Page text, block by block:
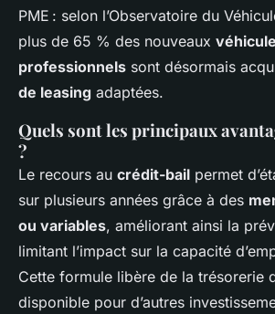
PME : selon l’Observatoire du
plus de 65 % des nouveaux
professionnels sont désormais
de leasing adaptées.
Quels sont les principaux
?
Le recours au crédit-bail permet
sur plusieurs années grâce à des
ou variables, améliorant ainsi la
limitant l’impact sur la capacité
Cette formule libère de la trésorerie
disponible pour d’autres